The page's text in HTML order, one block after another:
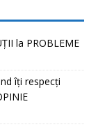
la PROBLEME
îți respecți